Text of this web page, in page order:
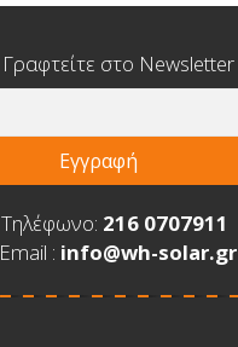
Γραφτείτε στο Newsletter
Τηλέφωνο: 216 0707911
Email : info@wh-solar.gr